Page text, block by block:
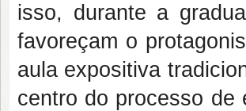
isso, durante a
favoreçam o
aula expositiva
centro do processo de